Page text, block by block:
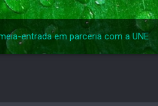
entrada em parceria com a UNE